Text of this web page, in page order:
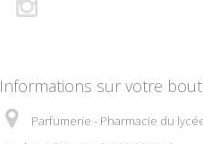
Informations sur votre
Parfumerie - Pharmacie du